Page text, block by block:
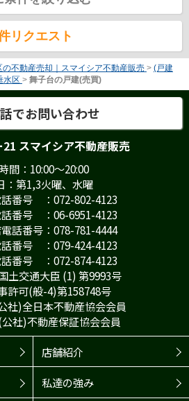
リクエスト
不動産売却｜スマイシア不動産販売 > (戸建
水区 > 舞子台の戸建(売買)
でお問い合わせ
スマイシア不動産販売
間：10:00～20:00
：第1,3火曜、水曜
番号 ：072-802-4123
話番号 ：06-6951-4123
話番号：078-781-4444
番号 ：079-424-4123
話番号 ：072-874-4123
土交通大臣 (1) 第9993号
許可(般-4)第158748号
社)全日本不動産協会会員
動産保証協会会員
店舗紹介
私達の強み